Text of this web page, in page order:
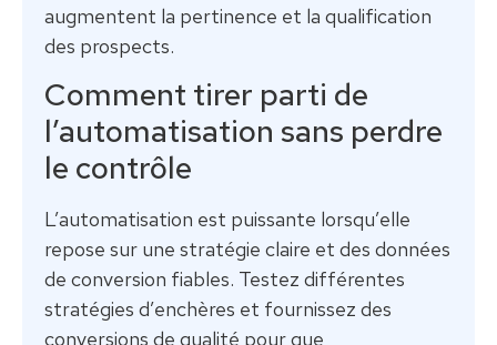
augmentent la pertinence et la qualification
des prospects.
Comment tirer parti de
l’automatisation sans perdre
le contrôle
L’automatisation est puissante lorsqu’elle
repose sur une stratégie claire et des données
de conversion fiables. Testez différentes
stratégies d’enchères et fournissez des
conversions de qualité pour que